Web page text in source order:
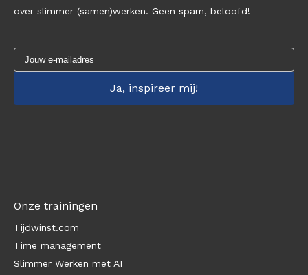
over slimmer (samen)werken. Geen spam, beloofd!
Onze trainingen
Tijdwinst.com
Time management
Slimmer Werken met AI